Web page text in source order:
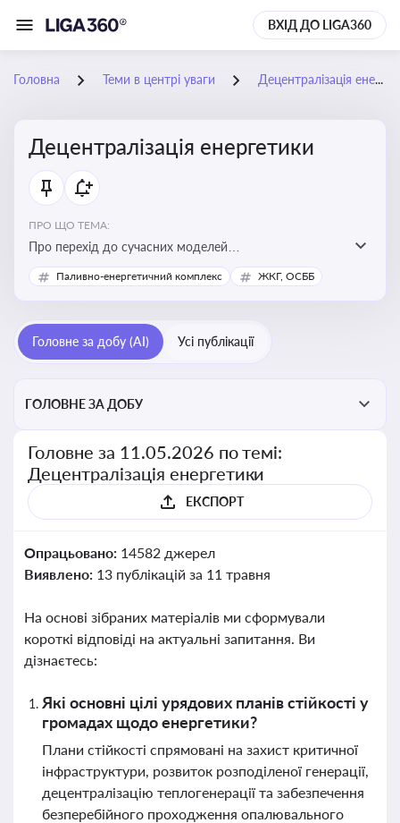
ВХІД ДО LIGA360
Головна Теми в центрі уваги Децентралізація енергетики
Децентралізація енергетики
ПРО ЩО ТЕМА:
Про перехід до сучасних моделей
енергозабезпечення, де виробництво електроенергії
здійснюється ближче до споживача. Це важливо для
втрат при транспортуванні енергії та стимулювання
розвитку відновлюваних джерел
Паливно-енергетичний комплекс ЖКГ, ОСББ
Головне за добу (AI) Усі публікації
ГОЛОВНЕ ЗА ДОБУ
Головне за 11.05.2026 по темі:
Децентралізація енергетики
ЕКСПОРТ
Опрацьовано: 14582 джерел
Виявлено: 13 публікацій за 11 травня
На основі зібраних матеріалів ми сформували
короткі відповіді на актуальні запитання. Ви
дізнаєтесь:
Які основні цілі урядових планів стійкості у
громадах щодо енергетики?
Плани стійкості спрямовані на захист критичної
інфраструктури, розвиток розподіленої генерації,
децентралізацію теплогенерації та забезпечення
безперебійного проходження опалювального